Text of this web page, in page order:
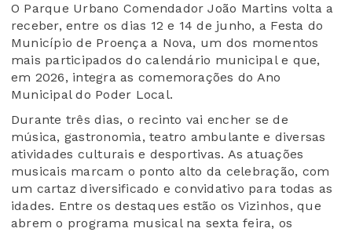
O Parque Urbano Comendador João Martins volta a
receber, entre os dias 12 e 14 de junho, a Festa do
Município de Proença a Nova, um dos momentos
mais participados do calendário municipal e que,
em 2026, integra as comemorações do Ano
Municipal do Poder Local.
Durante três dias, o recinto vai encher se de
música, gastronomia, teatro ambulante e diversas
atividades culturais e desportivas. As atuações
musicais marcam o ponto alto da celebração, com
um cartaz diversificado e convidativo para todas as
idades. Entre os destaques estão os Vizinhos, que
abrem o programa musical na sexta feira, os